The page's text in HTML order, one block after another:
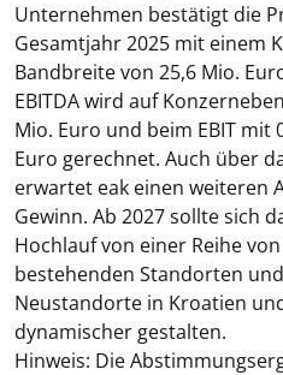
Unternehmen bestätigt die
Gesamtjahr 2025 mit einem
Bandbreite von 25,6 Mio.
EBITDA wird auf
Mio. Euro und beim EBIT mit
Euro gerechnet. Auch über
erwartet eak einen weiteren
Gewinn. Ab 2027 sollte sich
Hochlauf von einer Reihe
bestehenden Standorten
Neustandorte in Kroatien
dynamischer gestalten.
Hinweis: Die